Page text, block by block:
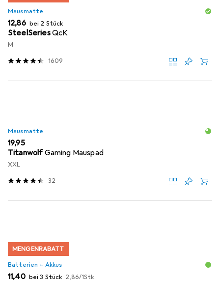
Mausmatte
EUR
12,86 bei 2 Stück
SteelSeriesQcK
M
1609
Mausmatte
EUR
19,95
TitanwolfGaming Mauspad
XXL
32
MENGENRABATT
Batterien + Akkus
EUR
11,40 bei 3 Stück EUR
2,86/1Stk.